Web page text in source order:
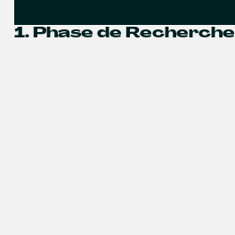
1. Phase de Recherche